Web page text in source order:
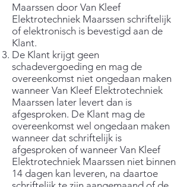
Maarssen door Van Kleef
Elektrotechniek Maarssen schriftelijk
of elektronisch is bevestigd aan de
Klant.
De Klant krijgt geen
schadevergoeding en mag de
overeenkomst niet ongedaan maken
wanneer Van Kleef Elektrotechniek
Maarssen later levert dan is
afgesproken. De Klant mag de
overeenkomst wel ongedaan maken
wanneer dat schriftelijk is
afgesproken of wanneer Van Kleef
Elektrotechniek Maarssen niet binnen
14 dagen kan leveren, na daartoe